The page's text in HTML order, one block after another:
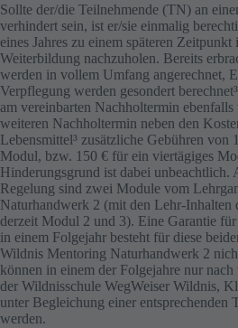
Sollte der/die Teilnehmende (TN) an
verhindert sein, ist er/sie einmalig
eines Jahres zu einem späteren Zeitpunkt
Weiterbildung nachzuholen. Bereits
werden in vollem Umfang angerechnet,
Verpflegung werden gesondert
am vereinbarten Nachholtermin
weiteren Nachholtermin neben den
Lebensmittel³ zusätzliche Gebühren von
Modul, bzw. 150 € für ein viertägiges
Hinderungsgrund ist dabei unbeachtlich.
Regelung sind zwei Module vom
Naturhandwerk 2 (mit den Lehr-Inhalten
derzeit Modul 2 und 3). Eine Garantie
in einem Folgejahr besteht für diese
Wildnis Mentoring Naturhandwerk 2
können in einem der Folgejahre nur
der Wildnisschule WegWeiser Wildnis,
unter Begleichung einer entsprechenden
werden.